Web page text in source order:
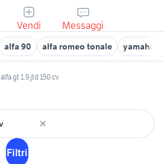
Vendi Messaggi
alfa 90 alfa romeo tonale yamaha
alfa gt 1.9 jtd 150 cv
Filtri